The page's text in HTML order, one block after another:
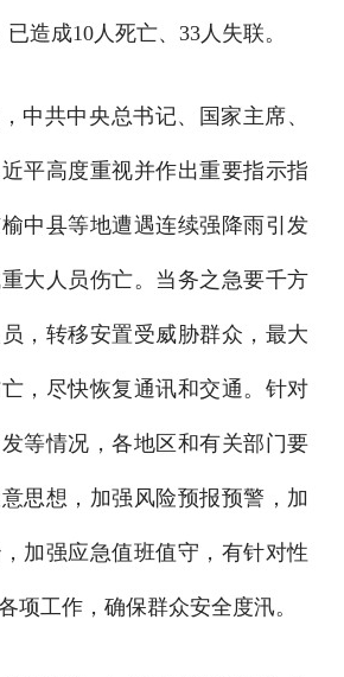
造成10人死亡、33人失联。
中共中央总书记、国家主席、
平高度重视并作出重要指示指
中县等地遭遇连续强降雨引发
大人员伤亡。当务之急要千方
，转移安置受威胁群众，最大
，尽快恢复通讯和交通。针对
等情况，各地区和有关部门要
思想，加强风险预报预警，加
加强应急值班值守，有针对性
项工作，确保群众安全度汛。